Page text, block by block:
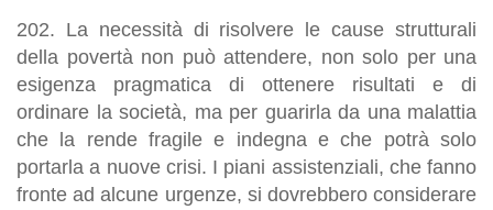
202. La necessità di risolvere le cause strutturali
della povertà non può attendere, non solo per una
esigenza pragmatica di ottenere risultati e di
ordinare la società, ma per guarirla da una malattia
che la rende fragile e indegna e che potrà solo
portarla a nuove crisi. I piani assistenziali, che fanno
fronte ad alcune urgenze, si dovrebbero considerare